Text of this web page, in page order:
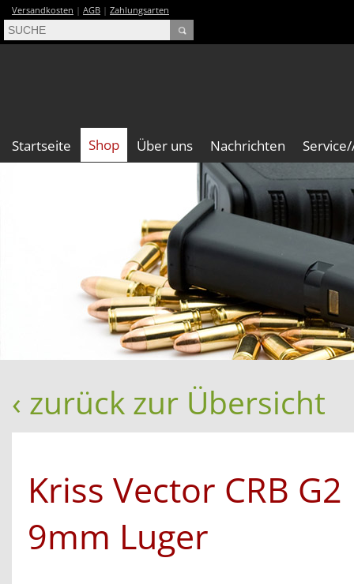
Versandkosten | AGB | Zahlungsarten
Startseite Shop Über uns Nachrichten
‹ zurück zur Übersicht
Kriss Vector CRB G2
9mm Luger